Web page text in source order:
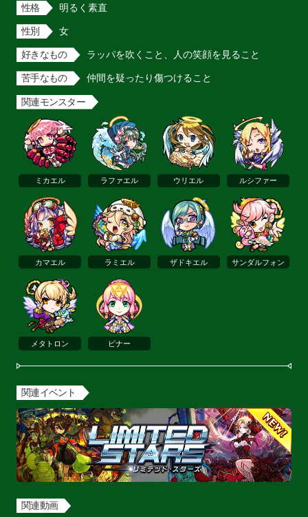
性格 明るく素直
性別 女
好きなもの ラッパを吹くこと、人の笑顔を見ること
苦手なもの 仲間を疑ったり傷つけること
関連モンスター
ミカエル ラファエル ウリエル ルシファー
カマエル ラミエル ザドキエル サンダルフォン
メタトロン ビナー
関連イベント
関連動画